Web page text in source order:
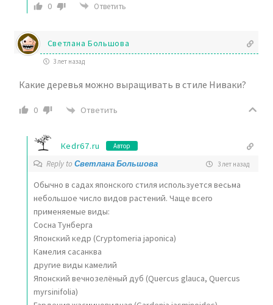
0 Ответить
Светлана Большова
3 лет назад
Какие деревья можно выращивать в стиле Ниваки?
0 Ответить
Кedr67.ru Автор
Reply to Светлана Большова 3 лет назад
Обычно в садах японского стиля используется весьма
небольшое число видов растений. Чаще всего
применяемые виды:
Сосна Тунберга
Японский кедр (Cryptomeria japonica)
Камелия сасанква
другие виды камелий
Японский вечнозелёный дуб (Quercus glauca, Quercus
myrsinifolia)